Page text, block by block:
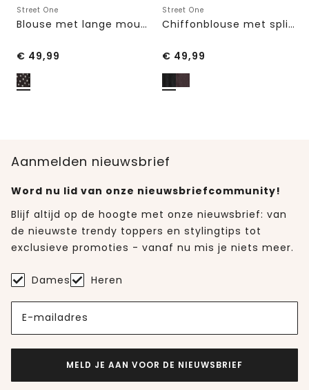
Street One
Blouse met lange mouwen en strikdetail
€ 49,99
Street One
Chiffonblouse met split in de hals en bandjes
€ 49,99
Aanmelden nieuwsbrief
Word nu lid van onze nieuwsbriefcommunity!
Blijf altijd op de hoogte met onze nieuwsbrief: van
de nieuwste trendy toppers en stylingtips tot
exclusieve promoties - vanaf nu mis je niets meer.
Dames Heren
E-mailadres
MELD JE AAN VOOR DE NIEUWSBRIEF